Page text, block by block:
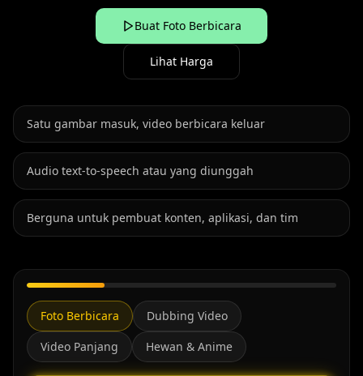
Buat Foto Berbicara
Lihat Harga
Satu gambar masuk, video berbicara keluar
Audio text-to-speech atau yang diunggah
Berguna untuk pembuat konten, aplikasi, dan tim
Foto Berbicara
Dubbing Video
Video Panjang
Hewan & Anime